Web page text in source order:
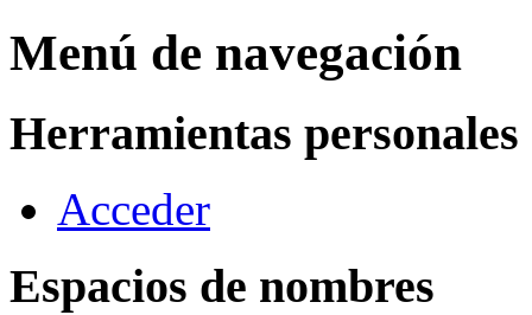
Menú de navegación
Herramientas personales
Acceder
Espacios de nombres